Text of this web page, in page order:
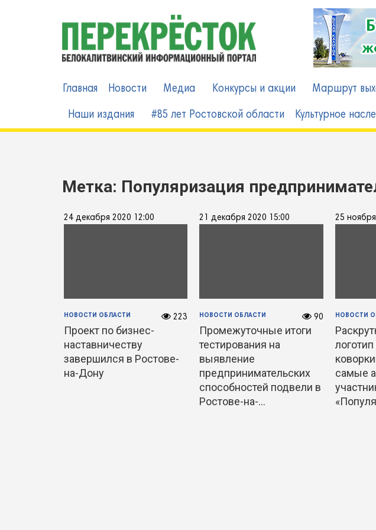
Главная Новости Медиа Конкурсы и акции Маршрут
Наши издания #85 лет Ростовской области Культурное
Метка: Популяризация
24 декабря 2020 12:00
НОВОСТИ ОБЛАСТИ 223
Проект по бизнес-
наставничеству
завершился в Ростове-
на-Дону
21 декабря 2020 15:00
НОВОСТИ ОБЛАСТИ 90
Промежуточные итоги
тестирования на
выявление
предпринимательских
способностей подвели в
Ростове-на-...
25
НОВОСТИ
самые